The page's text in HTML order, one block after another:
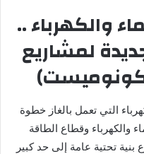
والكهرباء ..
لمشاريع
التي تعمل بالغاز خطوة
والكهرباء وقطاع الطاقة
تحتية عامة إلى حد كبير